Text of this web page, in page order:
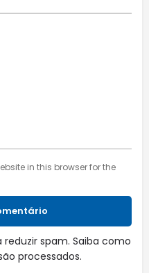
in this browser for the
reduzir spam. Saiba como
processados.